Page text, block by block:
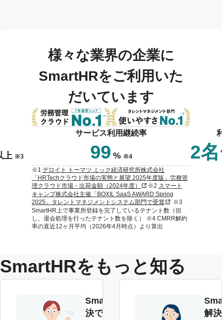
様々な業界の企業に
SmartHRをご利用いた
だいています
上 ※3
サービス利用継続率
99 % ※4 2
※1 デロイト トーマツ ミック経済研究所株式会社
「HRTechクラウド市場の実態と展望 2025年度版」労務管
理クラウド市場・出荷金額（2024年度）
新規タブまたはウィンドウで
※2 スマート
キャンプ株式会社主催「BOXIL SaaS AWARD Spring
2025」タレントマネジメントシステム部門で受賞新規タブまたはウィ
※3
SmartHR上で事業所登録を完了しているテナント数（但
し、退会処理を行ったテナント数を除く） ※4 CMRR解約
率の直近12ヶ月平均（2026年4月時点）より算出
SmartHRをもっと知る
SmartHRで解
決できる課題
解